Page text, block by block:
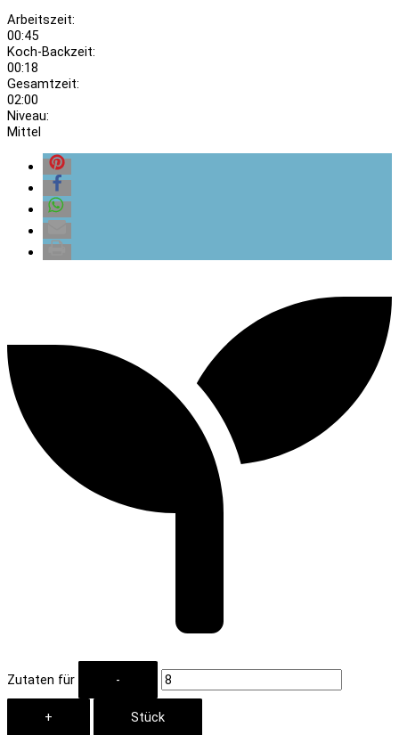
Arbeitszeit:
00:45
Koch-Backzeit:
00:18
Gesamtzeit:
02:00
Niveau:
Mittel
Zutaten für